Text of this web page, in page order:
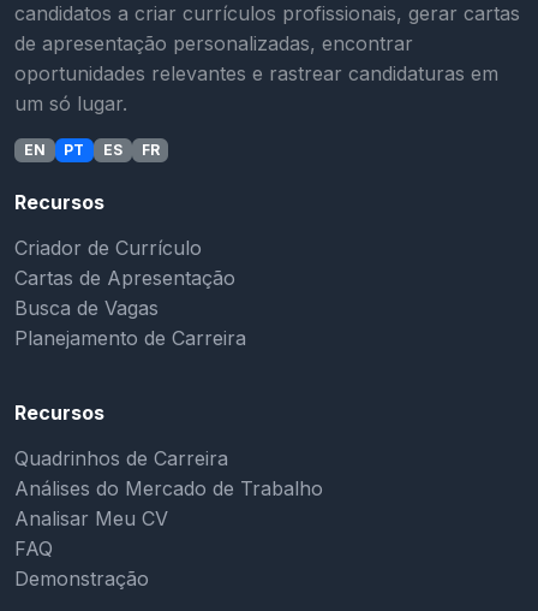
candidatos a criar currículos profissionais, gerar cartas
de apresentação personalizadas, encontrar
oportunidades relevantes e rastrear candidaturas em
um só lugar.
EN PT ES FR
Recursos
Criador de Currículo
Cartas de Apresentação
Busca de Vagas
Planejamento de Carreira
Recursos
Quadrinhos de Carreira
Análises do Mercado de Trabalho
Analisar Meu CV
FAQ
Demonstração